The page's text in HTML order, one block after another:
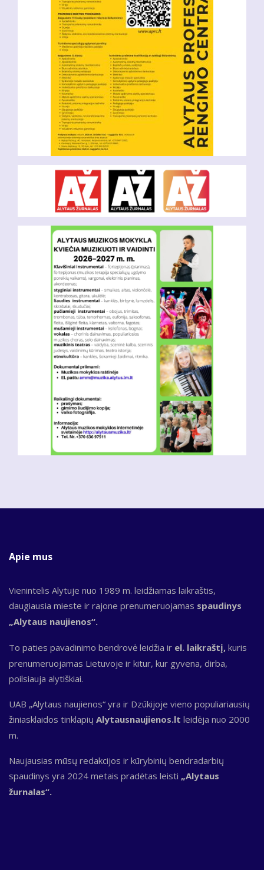
Apie mus
Vienintelis Alytuje nuo 1989 m. leidžiamas laikraštis,
daugiausia mieste ir rajone prenumeruojamas spaudinys
„Alytaus naujienos“.
To paties pavadinimo bendrovė leidžia ir el. laikraštį, kuris
prenumeruojamas Lietuvoje ir kitur, kur gyvena, dirba,
poilsiauja alytiškiai.
UAB „Alytaus naujienos“ yra ir Dzūkijoje vieno populiariausių
žiniasklaidos tinklapių Alytausnaujienos.lt leidėja nuo 2000
m.
Naujausias mūsų redakcijos ir kūrybinių bendradarbių
spaudinys yra 2024 metais pradėtas leisti „Alytaus
žurnalas“.